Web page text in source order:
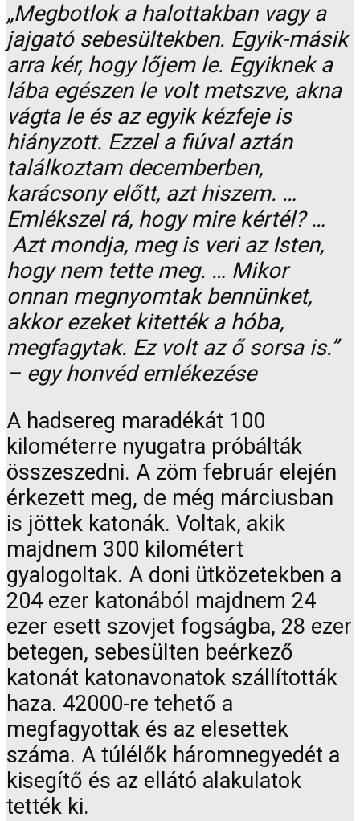
„Megbotlok a halottakban vagy a
jajgató sebesültekben. Egyik-másik
arra kér, hogy lőjem le. Egyiknek a
lába egészen le volt metszve, akna
vágta le és az egyik kézfeje is
hiányzott. Ezzel a fiúval aztán
találkoztam decemberben,
karácsony előtt, azt hiszem. …
Emlékszel rá, hogy mire kértél? …
Azt mondja, meg is veri az Isten,
hogy nem tette meg. … Mikor
onnan megnyomtak bennünket,
akkor ezeket kitették a hóba,
megfagytak. Ez volt az ő sorsa is.”
– egy honvéd emlékezése
A hadsereg maradékát 100
kilométerre nyugatra próbálták
összeszedni. A zöm február elején
érkezett meg, de még márciusban
is jöttek katonák. Voltak, akik
majdnem 300 kilométert
gyalogoltak. A doni ütközetekben a
204 ezer katonából majdnem 24
ezer esett szovjet fogságba, 28 ezer
betegen, sebesülten beérkező
katonát katonavonatok szállították
haza. 42000-re tehető a
megfagyottak és az elesettek
száma. A túlélők háromnegyedét a
kisegítő és az ellátó alakulatok
tették ki.